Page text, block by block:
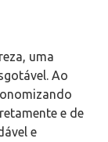
uma
Ao
e de
e